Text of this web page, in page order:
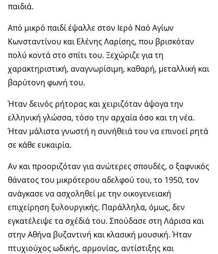
παιδιά.
Από μικρό παιδί έψαλλε στον Ιερό Ναό Αγίων
Κωνσταντίνου και Ελένης Λαρίσης, που βρισκόταν
πολύ κοντά στο σπίτι του. Ξεχώριζε για τη
χαρακτηριστική, αναγνωρίσιμη, καθαρή, μεταλλική και
βαρύτονη φωνή του.
Ήταν δεινός ρήτορας και χειριζόταν άψογα την
ελληνική γλώσσα, τόσο την αρχαία όσο και τη νέα.
Ήταν μάλιστα γνωστή η συνήθειά του να επινοεί ρητά
σε κάθε ευκαιρία.
Αν και προοριζόταν για ανώτερες σπουδές, ο ξαφνικός
θάνατος του μικρότερου αδελφού του, το 1950, τον
ανάγκασε να ασχοληθεί με την οικογενειακή
επιχείρηση ξυλουργικής. Παράλληλα, όμως, δεν
εγκατέλειψε τα σχέδιά του. Σπούδασε στη Λάρισα και
στην Αθήνα βυζαντινή και κλασική μουσική. Ήταν
πτυχιούχος ωδικής, αρμονίας, αντίστιξης και